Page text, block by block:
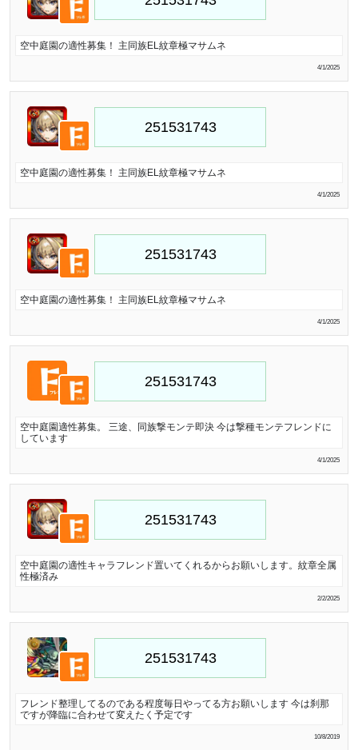
空中庭園の適性募集！ 主同族EL紋章極マサムネ
4/1/2025
空中庭園の適性募集！ 主同族EL紋章極マサムネ
4/1/2025
空中庭園の適性募集！ 主同族EL紋章極マサムネ
4/1/2025
空中庭園適性募集。 三途、同族撃モンテ即決 今は撃種モンテフレンドに
しています
4/1/2025
空中庭園の適性キャラフレンド置いてくれるからお願いします。紋章全属
性極済み
2/2/2025
フレンド整理してるのである程度毎日やってる方お願いします 今は刹那
ですが降臨に合わせて変えたく予定です
10/8/2019